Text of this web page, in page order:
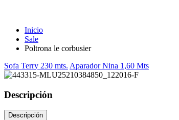
Inicio
Sale
Poltrona le corbusier
Sofa Terry 230 mts. Aparador Nina 1,60 Mts
Descripción
Descripción